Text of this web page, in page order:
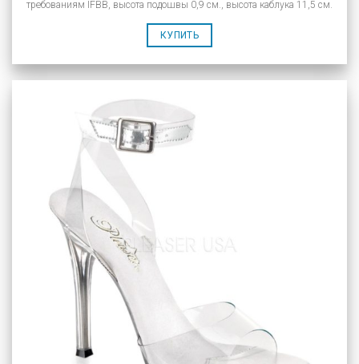
требованиям IFBB, высота подошвы 0,9 см., высота каблука 11,5 см.
КУПИТЬ